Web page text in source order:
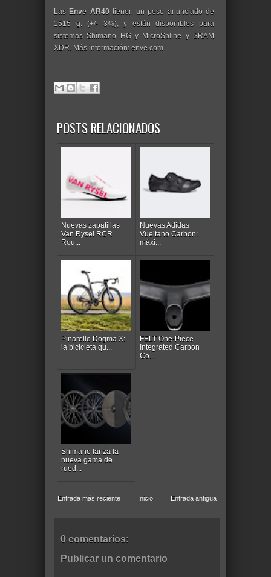
LasEnve AR40 tienen un peso anunciado de
1515 g. (+/- 3%), y están disponibles para
sistemas Shimano HG y MicroSpline y SRAM
XDR. Más información: enve.com
POSTS RELACIONADOS
Nuevas zapatillas
Van Rysel RCR
Rou...
Nuevas Adidas
Vueltano Carbon:
máxi...
Pinarello Dogma X:
la bicicleta qu...
FELT One-Piece
Integrated Carbon
Co...
Shimano lanza la
nueva gama de
rued...
Entrada más reciente Entrada antigua
Inicio
0 comentarios:
Publicar un comentario